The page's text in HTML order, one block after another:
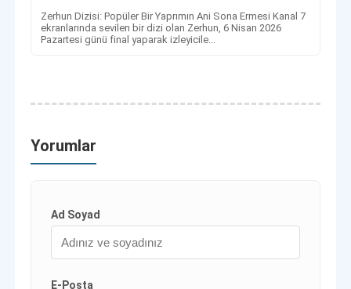
Zerhun Dizisi: Popüler Bir Yaprımın Ani Sona Ermesi Kanal 7
ekranlarında sevilen bir dizi olan Zerhun, 6 Nisan 2026
Pazartesi günü final yaparak izleyicile...
Yorumlar
Ad Soyad
E-Posta